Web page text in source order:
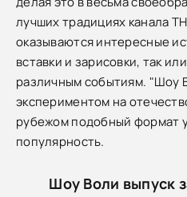
лучших традициях канала
оказываются интересные
вставки и зарисовки, так
различным событиям. "Шоу
экспериментом на
рубежом подобный формат
популярность.
Шоу Воли выпуск